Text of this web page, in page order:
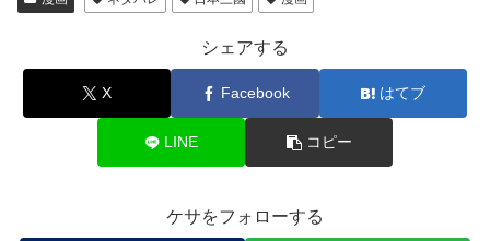
シェアする
X Facebook はてブ
LINE コピー
ケサをフォローする